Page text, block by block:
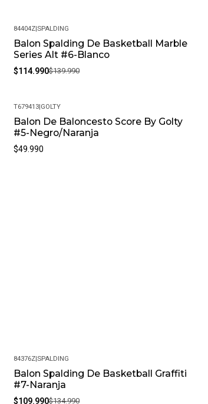
-18%
84404Z|SPALDING
Balon Spalding De Basketball Marble
Series Alt #6-Blanco
$114.990$139.990
T679413|GOLTY
Balon De Baloncesto Score By Golty
#5-Negro/Naranja
$49.990
-19%
84376Z|SPALDING
Balon Spalding De Basketball Graffiti
#7-Naranja
$109.990$134.990